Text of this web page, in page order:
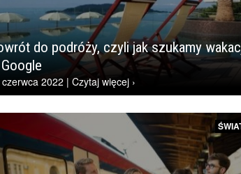
do podróży, czyli jak szukamy
2022 | Czytaj więcej ›